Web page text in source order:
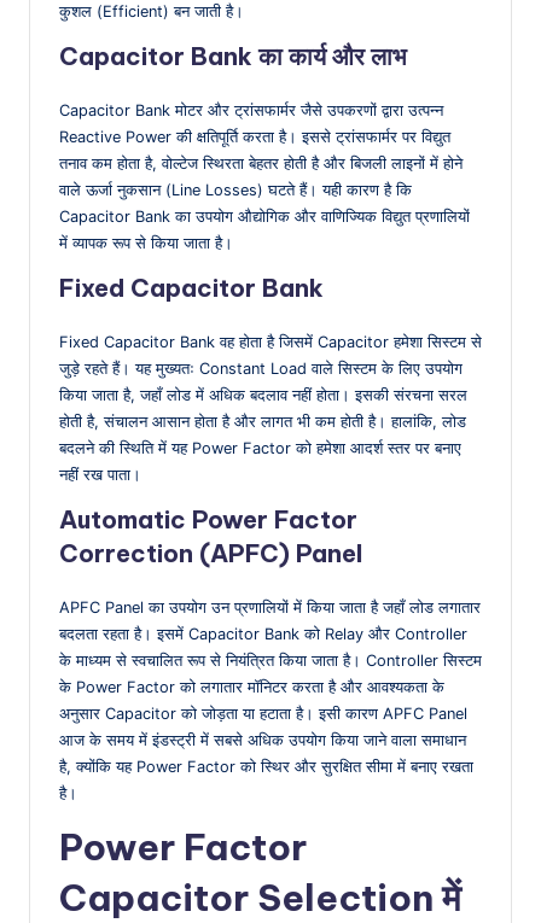
कुशल (Efficient) बन जाती है।
Capacitor Bank का कार्य और लाभ
Capacitor Bank मोटर और ट्रांसफार्मर जैसे उपकरणों द्वारा उत्पन्न
Reactive Power की क्षतिपूर्ति करता है। इससे ट्रांसफार्मर पर विद्युत
तनाव कम होता है, वोल्टेज स्थिरता बेहतर होती है और बिजली लाइनों में होने
वाले ऊर्जा नुकसान (Line Losses) घटते हैं। यही कारण है कि
Capacitor Bank का उपयोग औद्योगिक और वाणिज्यिक विद्युत प्रणालियों
में व्यापक रूप से किया जाता है।
Fixed Capacitor Bank
Fixed Capacitor Bank वह होता है जिसमें Capacitor हमेशा सिस्टम से
जुड़े रहते हैं। यह मुख्यतः Constant Load वाले सिस्टम के लिए उपयोग
किया जाता है, जहाँ लोड में अधिक बदलाव नहीं होता। इसकी संरचना सरल
होती है, संचालन आसान होता है और लागत भी कम होती है। हालांकि, लोड
बदलने की स्थिति में यह Power Factor को हमेशा आदर्श स्तर पर बनाए
नहीं रख पाता।
Automatic Power Factor
Correction (APFC) Panel
APFC Panel का उपयोग उन प्रणालियों में किया जाता है जहाँ लोड लगातार
बदलता रहता है। इसमें Capacitor Bank को Relay और Controller
के माध्यम से स्वचालित रूप से नियंत्रित किया जाता है। Controller सिस्टम
के Power Factor को लगातार मॉनिटर करता है और आवश्यकता के
अनुसार Capacitor को जोड़ता या हटाता है। इसी कारण APFC Panel
आज के समय में इंडस्ट्री में सबसे अधिक उपयोग किया जाने वाला समाधान
है, क्योंकि यह Power Factor को स्थिर और सुरक्षित सीमा में बनाए रखता
है।
Power Factor
Capacitor Selection में